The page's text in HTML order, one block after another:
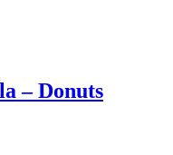
– Donuts